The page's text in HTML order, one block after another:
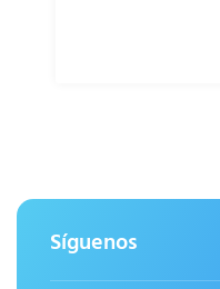
Síguenos